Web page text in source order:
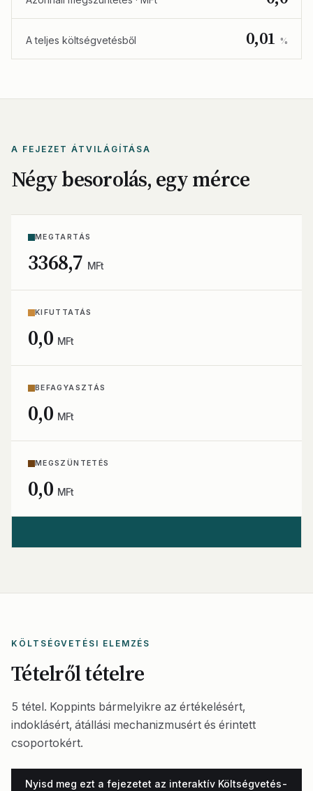
A teljes költségvetésből 0,01 %
A FEJEZET ÁTVILÁGÍTÁSA
Négy besorolás, egy mérce
MEGTARTÁS
3368,7 MFt
KIFUTTATÁS
0,0 MFt
BEFAGYASZTÁS
0,0 MFt
MEGSZÜNTETÉS
0,0 MFt
KÖLTSÉGVETÉSI ELEMZÉS
Tételről tételre
5 tétel. Koppints bármelyikre az értékelésért,
indoklásért, átállási mechanizmusért és érintett
csoportokért.
Nyisd meg ezt a fejezetet az interaktív Költségvetés-